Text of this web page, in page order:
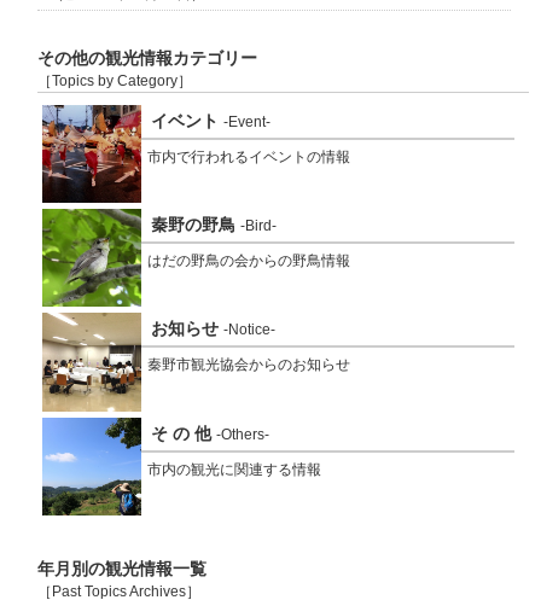
その他の観光情報カテゴリー
［Topics by Category］
イベント -Event-
市内で行われるイベントの情報
秦野の野鳥 -Bird-
はだの野鳥の会からの野鳥情報
お知らせ -Notice-
秦野市観光協会からのお知らせ
そ の 他 -Others-
市内の観光に関連する情報
年月別の観光情報一覧
［Past Topics Archives］